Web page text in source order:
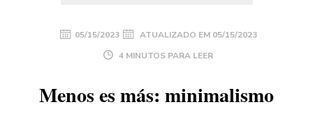
05/15/2023 ATUALIZADO EM 05/15/2023
4 MINUTOS PARA LEER
Menos es más: minimalismo